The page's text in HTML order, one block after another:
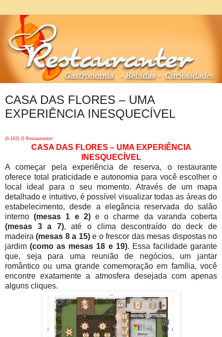
CASA DAS FLORES – UMA
EXPERIÊNCIA INESQUECÍVEL
(6.167) O Restauranter:
CASA DAS FLORES – UMA EXPERIÊNCIA
INESQUECÍVEL
A começar pela experiência de reserva, o restaurante
oferece total praticidade e autonomia para você escolher o
local ideal para o seu momento. Através de um mapa
detalhado e intuitivo, é possível visualizar todas as áreas do
estabelecimento, desde a elegância reservada do salão
interno(mesas 1 e 2)e o charme da varanda coberta
(mesas 3 a 7), até o clima descontraído do deck de
madeira(mesas 8 a 15)e o frescor das mesas dispostas no
jardim(como as mesas 18 e 19). Essa facilidade garante
que, seja para uma reunião de negócios, um jantar
romântico ou uma grande comemoração em família, você
encontre exatamente a atmosfera desejada com apenas
alguns cliques.